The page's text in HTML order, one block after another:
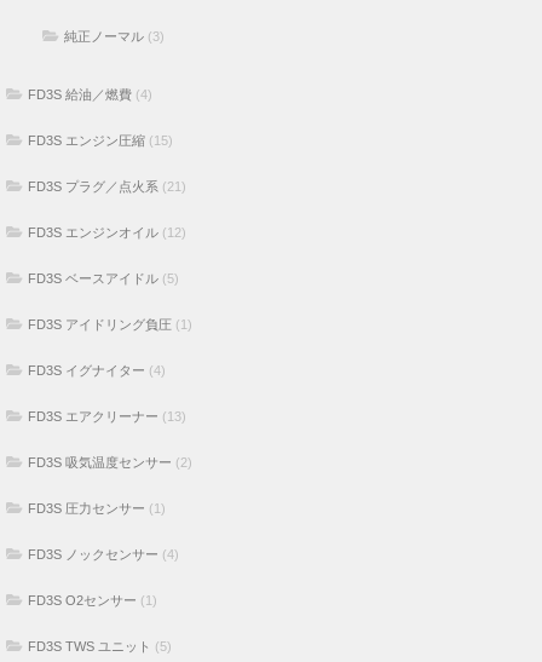
純正ノーマル (3)
FD3S 給油／燃費 (4)
FD3S エンジン圧縮 (15)
FD3S プラグ／点火系 (21)
FD3S エンジンオイル (12)
FD3S ベースアイドル (5)
FD3S アイドリング負圧 (1)
FD3S イグナイター (4)
FD3S エアクリーナー (13)
FD3S 吸気温度センサー (2)
FD3S 圧力センサー (1)
FD3S ノックセンサー (4)
FD3S O2センサー (1)
FD3S TWS ユニット (5)